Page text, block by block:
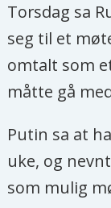
Torsdag sa
seg til et
omtalt som
måtte gå
Putin sa at
uke, og
som mulig